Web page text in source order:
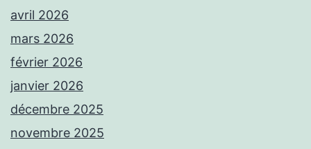
avril 2026
mars 2026
février 2026
janvier 2026
décembre 2025
novembre 2025